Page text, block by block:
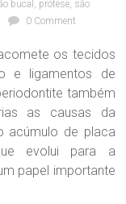
bucal , prótese, são
0 Comment
os tecidos
e ligamentos de
também
as causas da
acúmulo de placa
evolui para a
papel importante